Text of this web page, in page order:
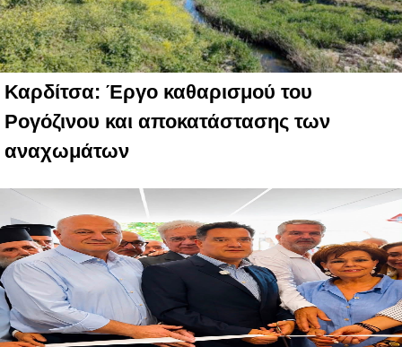
Καρδίτσα: Έργο καθαρισμού του
Ρογόζινου και αποκατάστασης των
αναχωμάτων